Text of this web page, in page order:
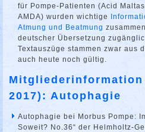
für Pompe-Patienten (Acid
AMDA) wurden wichtige
Atmung und Beatmung
deutscher Übersetzung
Textauszüge stammen zwar aus
auch heute noch gültig.
Mitgliederinformation
2017): Autophagie
Autophagie bei Morbus Pompe:
Soweit? No.36“ der Helmholtz-